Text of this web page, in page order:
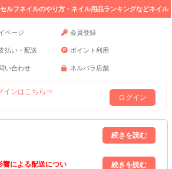
ルフネイルのやり方・ネイル用品ランキングなどネイル
ページ
会員登録
払い・配送 ポイント利用
い合わせ ネルパラ店舗
インはこちら⇒
ログイン
荷業務・お問い合わせ業務｣はお休みいたしま
響による配送につい